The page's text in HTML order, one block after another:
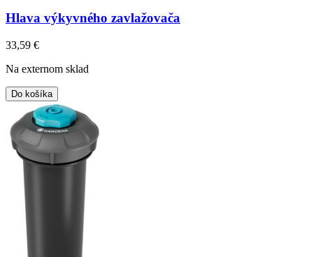
Hlava výkyvného zavlažovača
33,59 €
Na externom sklad
Do košíka